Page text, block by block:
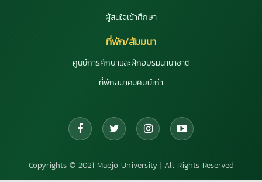
ผู้สนใจเข้าศึกษา
ที่พัก/สัมมนา
ศูนย์การศึกษาและฝึกอบรมนานาชาติ
ที่พักสมาคมศิษย์เก่า
Copyrights © 2021 Maejo University | All Rights Reserved